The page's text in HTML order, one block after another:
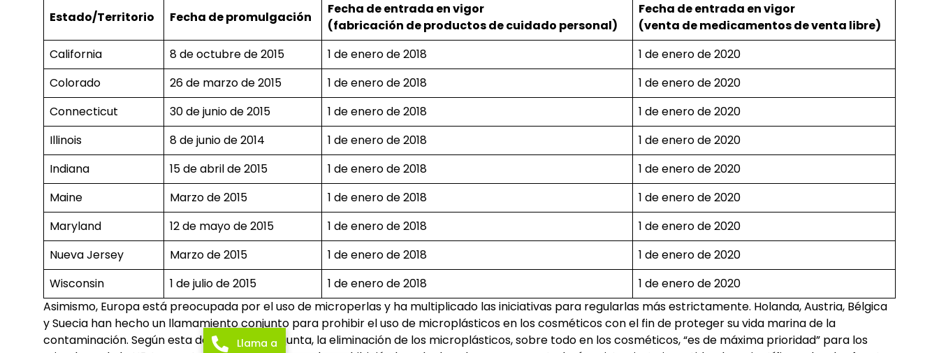
Estado/Territorio Fecha de promulgación
Fecha de entrada en vigor
(fabricación de productos de cuidado personal)
Fecha de entrada en vigor
(venta de medicamentos de venta libre)
California
8 de octubre de 2015 1 de enero de 2018
1 de enero de 2020
Colorado
26 de marzo de 2015 1 de enero de 2018
1 de enero de 2020
Connecticut
30 de junio de 2015 1 de enero de 2018
1 de enero de 2020
Illinois
8 de junio de 2014 1 de enero de 2018
1 de enero de 2020
Indiana
15 de abril de 2015 1 de enero de 2018
1 de enero de 2020
Maine
Marzo de 2015 1 de enero de 2018
1 de enero de 2020
Maryland
12 de mayo de 2015 1 de enero de 2018
1 de enero de 2020
Nueva Jersey
Marzo de 2015 1 de enero de 2018
1 de enero de 2020
Wisconsin
1 de julio de 2015 1 de enero de 2018
1 de enero de 2020
Asimismo, Europa está preocupada por el uso de microperlas y ha multiplicado las iniciativas para regularlas más estrictamente. Holanda, Austria, Bélgica
y Suecia han hecho un llamamiento conjunto para prohibir el uso de microplásticos en los cosméticos con el fin de proteger su vida marina de la
contaminación. Según esta declaración conjunta, la eliminación de los microplásticos, sobre todo en los cosméticos, “es de máxima prioridad” para los
Llama a